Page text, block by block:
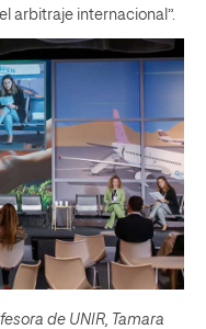
arbitraje internacional”.
de UNIR, Tamara